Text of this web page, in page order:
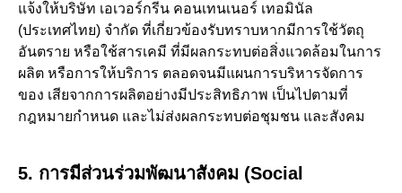
แจ้งให้บริษัท เอเวอร์กรีน คอนเทนเนอร์ เทอมินัล
(ประเทศไทย) จำกัด ที่เกี่ยวข้องรับทราบหากมีการใช้วัตถุ
อันตราย หรือใช้สารเคมี ที่มีผลกระทบต่อสิ่งแวดล้อมในการ
ผลิต หรือการให้บริการ ตลอดจนมีแผนการบริหารจัดการ
ของ เสียจากการผลิตอย่างมีประสิทธิภาพ เป็นไปตามที่
กฎหมายกำหนด และไม่ส่งผลกระทบต่อชุมชน และสังคม
5. การมีส่วนร่วมพัฒนาสังคม (Social